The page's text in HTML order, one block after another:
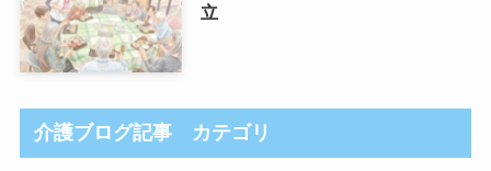
立
介護ブログ記事 カテゴリ